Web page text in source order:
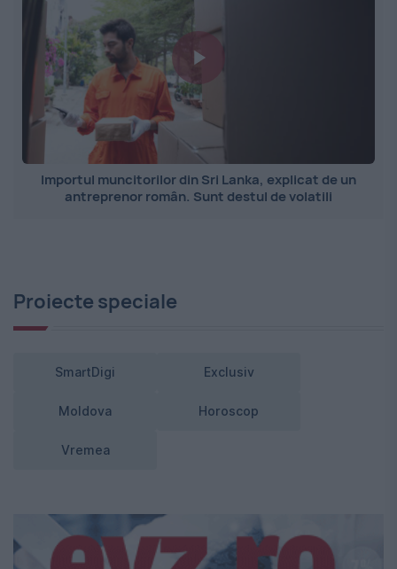
Importul muncitorilor din Sri Lanka, explicat de un
antreprenor român. Sunt destul de volatili
Proiecte speciale
SmartDigi Exclusiv
Moldova Horoscop
Vremea